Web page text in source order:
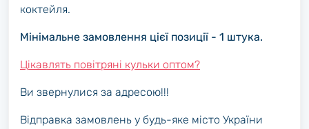
коктейля.
Мінімальне замовлення цієї позиції - 1 штука.
Цікавлять повітряні кульки оптом?
Ви звернулися за адресою!!!
Відправка замовлень у будь-яке місто України